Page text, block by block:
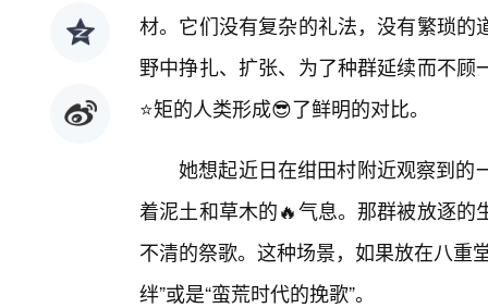
材。它们没有复杂的礼法，没有繁琐
野中挣扎、扩张、为了种群延续而不
⭐矩的人类形成😎了鲜明的对比。
她想起近日在绀田村附近观察到的
着泥土和草木的🔥气息。那群被放逐
不清的祭歌。这种场景，如果放在八重
绊”或是“蛮荒时代的挽歌”。